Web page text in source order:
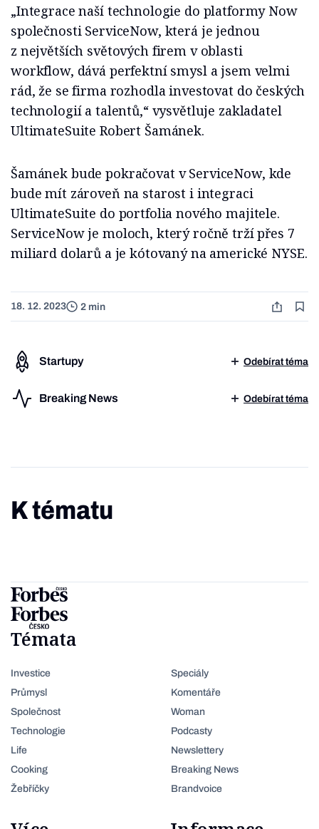
„Integrace naší technologie do platformy Now
společnosti ServiceNow, která je jednou
z největších světových firem v oblasti
workflow, dává perfektní smysl a jsem velmi
rád, že se firma rozhodla investovat do českých
technologií a talentů,“ vysvětluje zakladatel
UltimateSuite Robert Šamánek.
Šamánek bude pokračovat v ServiceNow, kde
bude mít zároveň na starost i integraci
UltimateSuite do portfolia nového majitele.
ServiceNow je moloch, který ročně trží přes 7
miliard dolarů a je kótovaný na americké NYSE.
18. 12. 2023 2 min
Startupy Odebírat téma
Breaking News Odebírat téma
K tématu
Témata
Investice
Průmysl
Společnost
Technologie
Life
Cooking
Žebříčky
Speciály
Komentáře
Woman
Podcasty
Newslettery
Breaking News
Brandvoice